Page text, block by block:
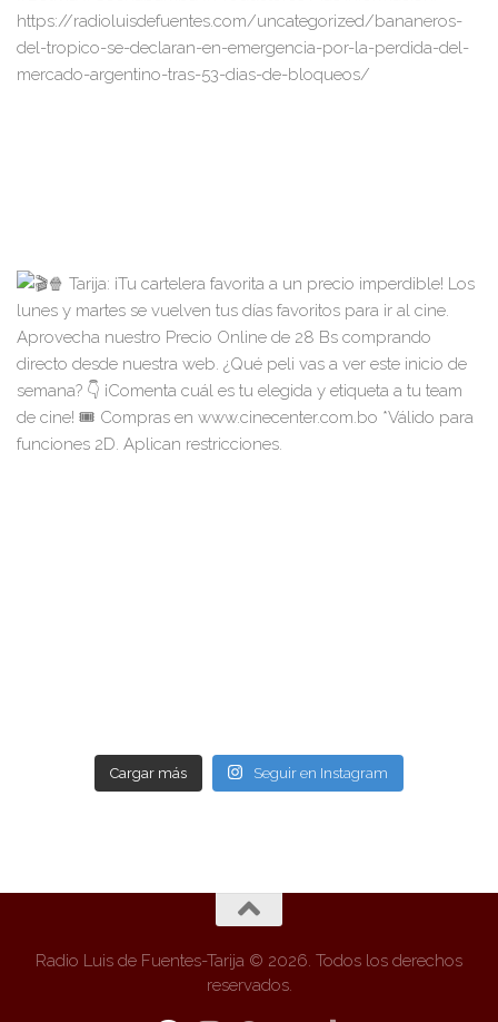
Cargar más Seguir en Instagram
Radio Luis de Fuentes-Tarija © 2026. Todos los derechos
reservados.